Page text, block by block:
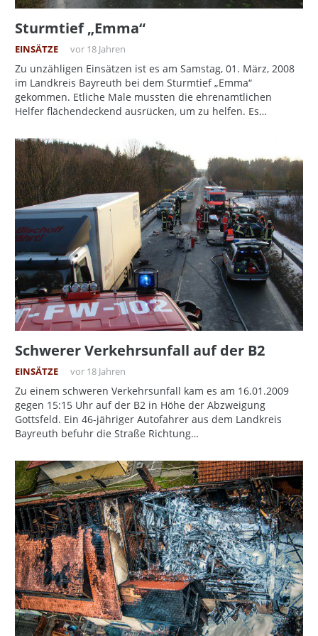
Sturmtief „Emma“
EINSÄTZE vor 18 Jahren
Zu unzähligen Einsätzen ist es am Samstag, 01. März, 2008
im Landkreis Bayreuth bei dem Sturmtief „Emma“
gekommen. Etliche Male mussten die ehrenamtlichen
Helfer flächendeckend ausrücken, um zu helfen. Es…
Schwerer Verkehrsunfall auf der B2
EINSÄTZE vor 18 Jahren
Zu einem schweren Verkehrsunfall kam es am 16.01.2009
gegen 15:15 Uhr auf der B2 in Höhe der Abzweigung
Gottsfeld. Ein 46-jähriger Autofahrer aus dem Landkreis
Bayreuth befuhr die Straße Richtung…